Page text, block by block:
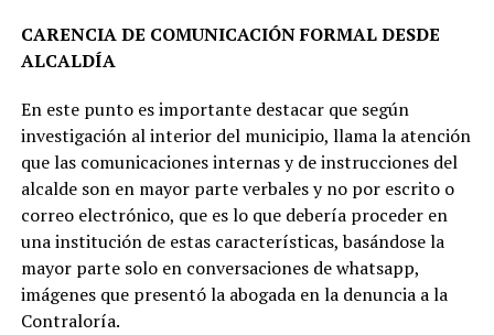
CARENCIA DE COMUNICACIÓN FORMAL DESDE
ALCALDÍA
En este punto es importante destacar que según
investigación al interior del municipio, llama la atención
que las comunicaciones internas y de instrucciones del
alcalde son en mayor parte verbales y no por escrito o
correo electrónico, que es lo que debería proceder en
una institución de estas características, basándose la
mayor parte solo en conversaciones de whatsapp,
imágenes que presentó la abogada en la denuncia a la
Contraloría.